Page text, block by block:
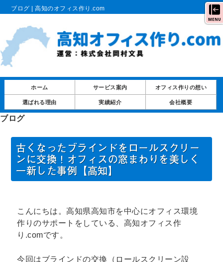
ブログ | 高知のオフィス作り.com
MENU
ホーム サービス案内 オフィス作りの想い
選ばれる理由 実績紹介 会社概要
ブログ
古くなったブラインドをロールスクリー
ンに交換！オフィスの窓まわりを美しく
一新した事例【高知】
こんにちは。高知県高知市を中心にオフィス環境
作りのサポートをしている、高知オフィス作
り.comです。
今回はブラインドの交換（ロールスクリーン設